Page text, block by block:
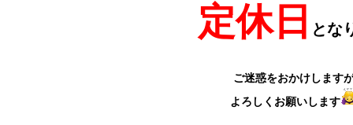
定休日 とな
ご迷惑をおかけします
よろしくお願いします